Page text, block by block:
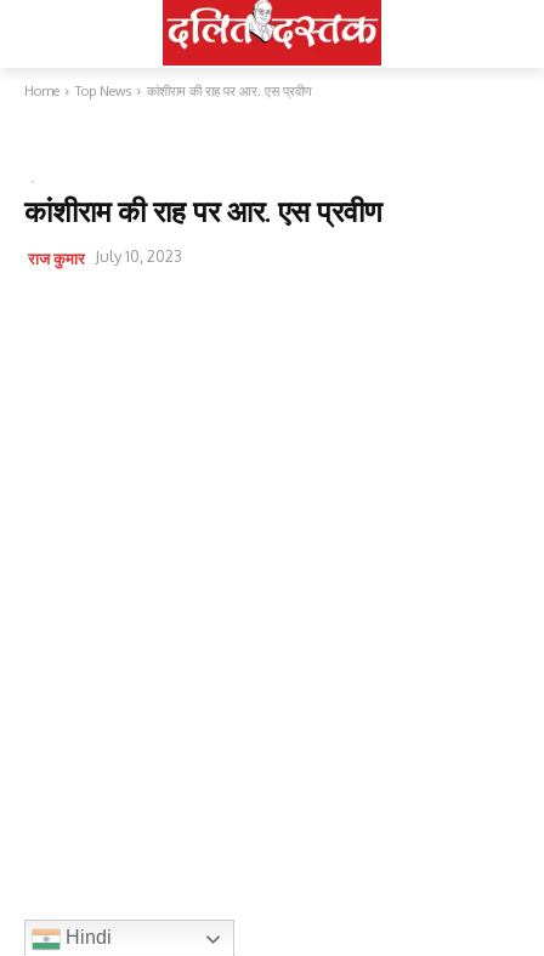
Home Top News कांशीराम की राह पर आर. एस प्रवीण
कांशीराम की राह पर आर. एस प्रवीण
राज कुमार July 10, 2023
Hindi